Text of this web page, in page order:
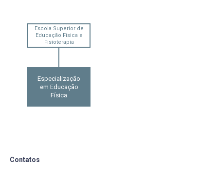
Escola Superior de
Educação Física e
Fisioterapia
Especialização
em Educação
Física
Contatos